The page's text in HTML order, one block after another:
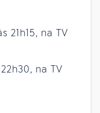
21h15, na TV
na TV